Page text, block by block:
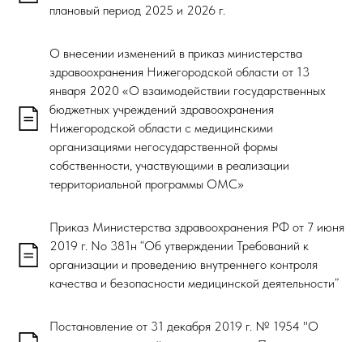
плановый период 2025 и 2026 г.
О внесении изменений в приказ министерства
здравоохранения Нижегородской области от 13
января 2020 «О взаимодействии государственных
бюджетных учреждений здравоохранения
Нижегородской области с медицинскими
организациями негосударственной формы
собственности, участвующими в реализации
территориальной программы ОМС»
Приказ Министерства здравоохранения РФ от 7 июня
2019 г. No 381н “Об утверждении Требований к
организации и проведению внутреннего контроля
качества и безопасности медицинской деятельности”
Постановление от 31 декабря 2019 г. № 1954 "О